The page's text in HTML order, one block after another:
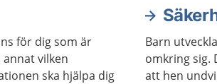
för dig som är
vilken
ska hjälpa dig
Barn
omkring sig.
att hen